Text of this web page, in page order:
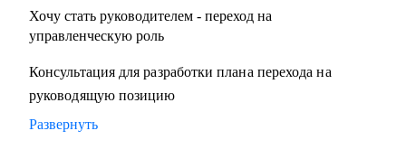
Хочу стать руководителем - переход на
управленческую роль
Консультация для разработки плана перехода на
руководящую позицию
Развернуть